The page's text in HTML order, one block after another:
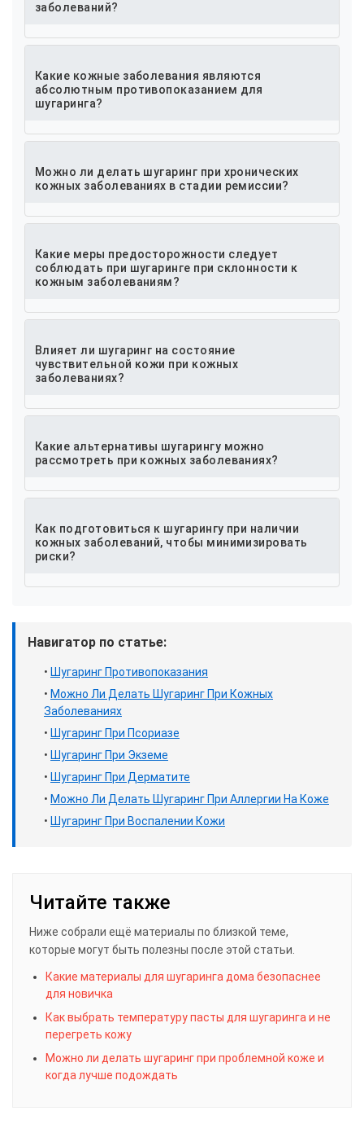
заболеваний?
Какие кожные заболевания являются
абсолютным противопоказанием для
шугаринга?
Можно ли делать шугаринг при хронических
кожных заболеваниях в стадии ремиссии?
Какие меры предосторожности следует
соблюдать при шугаринге при склонности к
кожным заболеваниям?
Влияет ли шугаринг на состояние
чувствительной кожи при кожных
заболеваниях?
Какие альтернативы шугарингу можно
рассмотреть при кожных заболеваниях?
Как подготовиться к шугарингу при наличии
кожных заболеваний, чтобы минимизировать
риски?
Навигатор по статье:
• Шугаринг Противопоказания
• Можно Ли Делать Шугаринг При Кожных
Заболеваниях
• Шугаринг При Псориазе
• Шугаринг При Экземе
• Шугаринг При Дерматите
• Можно Ли Делать Шугаринг При Аллергии На Коже
• Шугаринг При Воспалении Кожи
Читайте также
Ниже собрали ещё материалы по близкой теме,
которые могут быть полезны после этой статьи.
Какие материалы для шугаринга дома безопаснее
для новичка
Как выбрать температуру пасты для шугаринга и не
перегреть кожу
Можно ли делать шугаринг при проблемной коже и
когда лучше подождать